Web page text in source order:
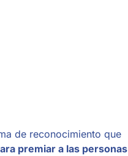
de reconocimiento que
premiar a las personas